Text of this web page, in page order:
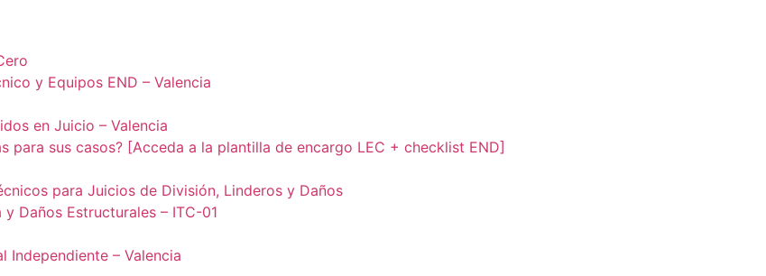
y Equipos END – Valencia
en Juicio – Valencia
para sus casos? [Acceda a la plantilla de encargo LEC + checklist END]
para Juicios de División, Linderos y Daños
Daños Estructurales – ITC-01
– Valencia